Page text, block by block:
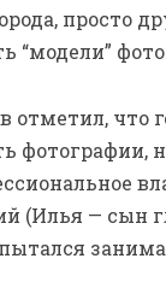
просто
“модели”
что
фотографии,
(Илья — сын